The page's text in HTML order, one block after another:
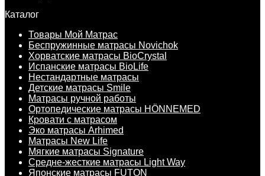
Каталог
Товары Мой Матрас
Беспружинные матрасы Novichok
Хорватские матрасы BioCrystal
Испанские матрасы BioLife
Нестандартные матрасы
Детские матрасы Smile
Матрасы ручной работы
Ортопедические матрасы HÖNNEMED
Кровати с матрасом
Эко матрасы Arhimed
Матрасы New Life
Мягкие матрасы Signature
Средне-жесткие матрасы Light Way
Японские матрасы FUTON